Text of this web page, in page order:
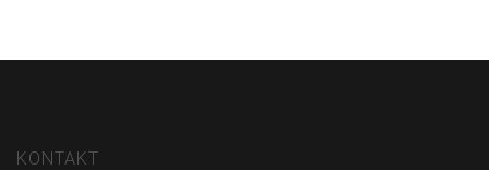
KONTAKT